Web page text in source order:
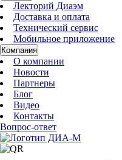
Лекторий Диаэм
Доставка и оплата
Технический сервис
Мобильное приложение
Компания
О компании
Новости
Партнеры
Блог
Видео
Контакты
Вопрос-ответ